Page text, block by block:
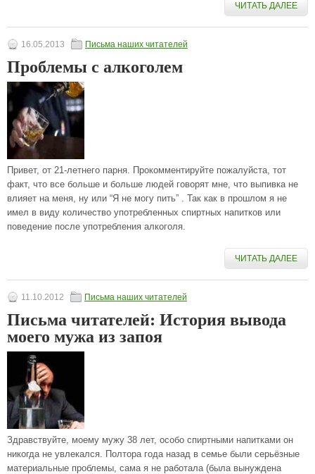
ЧИТАТЬ ДАЛЕЕ
16.05.2013 Письма наших читателей
Проблемы с алкоголем
Привет, от 21-летнего парня. Прокомментируйте пожалуйста, тот
факт, что все больше и больше людей говорят мне, что выпивка не
влияет на меня, ну или “Я не могу пить” . Так как в прошлом я не
имел в виду количество употребленных спиртных напитков или
поведение после употребления алкоголя.
ЧИТАТЬ ДАЛЕЕ
11.10.2012 Письма наших читателей
Письма читателей: История вывода
моего мужа из запоя
Здравствуйте, моему мужу 38 лет, особо спиртными напитками он
никогда не увлекался. Полтора года назад в семье были серьёзные
материальные проблемы, сама я не работала (была вынуждена